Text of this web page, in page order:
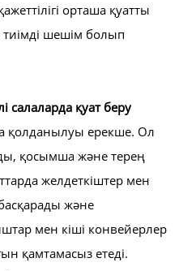
орташа қуатты
шешім болып
салаларда қуат беру
қолданылуы ерекше. Ол
қосымша және терең
желдеткіштер мен
және
мен кіші конвейерлер
қамтамасыз етеді.